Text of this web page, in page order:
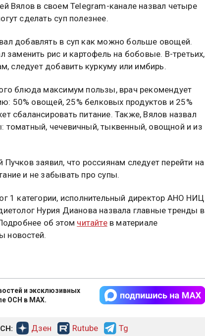
Вялов в своем Telegram-канале назвал четыре
сделать суп полезнее.
добавлять в суп как можно больше овощей.
заменить рис и картофель на бобовые. В-третьих,
следует добавить куркуму или имбирь.
блюда максимум пользы, врач рекомендует
50% овощей, 25% белковых продуктов и 25%
сбалансировать питание. Также, Вялов назвал
томатный, чечевичный, тыквенный, овощной и из
заявил, что россиянам следует перейти на
и не забывать про супы.
1 категории, исполнительный директор АНО НИЦ
Нурия Дианова назвала главные тренды в
об этом читайтев материале
новостей.
и эксклюзивных
ОСН в MAX.
Дзен Rutube Tg